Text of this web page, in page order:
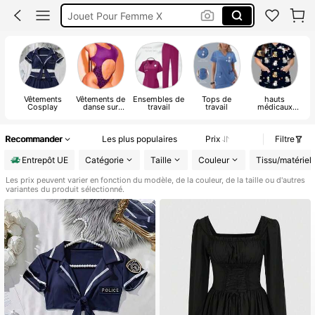
Tenue Infirmière Femme
Lingerie Coquine
Vêtements
Cosplay
Vêtements de
danse sur
Ensembles de
travail
Tops de
travail
hauts
médicaux
Recommander Les plus populaires Prix
Filtre
Entrepôt UE
Catégorie Taille Couleur Tissu/matériel
Les prix peuvent varier en fonction du modèle, de la couleur, de la taille ou d'autres
variantes du produit sélectionné.